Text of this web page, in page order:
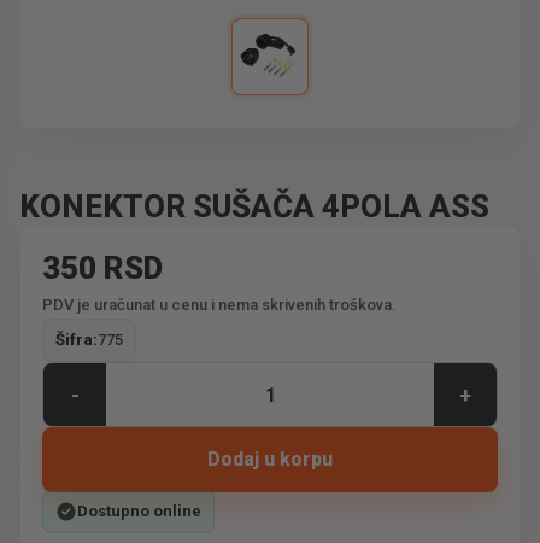
KONEKTOR SUŠAČA 4POLA ASS
350 RSD
PDV je uračunat u cenu i nema skrivenih troškova.
Šifra:775
- +
Dodaj u korpu
Dostupno online